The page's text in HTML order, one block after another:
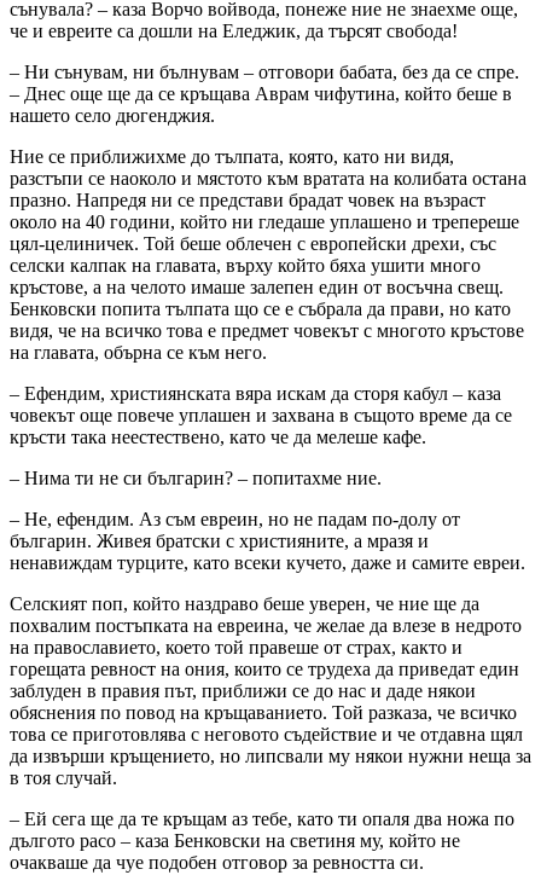
сънувала? – каза Ворчо войвода, понеже ние не знаехме още,
че и евреите са дошли на Еледжик, да търсят свобода!
– Ни сънувам, ни бълнувам – отговори бабата, без да се спре.
– Днес още ще да се кръщава Аврам чифутина, който беше в
нашето село дюгенджия.
Ние се приближихме до тълпата, която, като ни видя,
разстъпи се наоколо и мястото към вратата на колибата остана
празно. Напредя ни се представи брадат човек на възраст
около на 40 години, който ни гледаше уплашено и трепереше
цял-целиничек. Той беше облечен с европейски дрехи, със
селски калпак на главата, върху който бяха ушити много
кръстове, а на челото имаше залепен един от восъчна свещ.
Бенковски попита тълпата що се е събрала да прави, но като
видя, че на всичко това е предмет човекът с многото кръстове
на главата, обърна се към него.
– Ефендим, християнската вяра искам да сторя кабул – каза
човекът още повече уплашен и захвана в същото време да се
кръсти така неестествено, като че да мелеше кафе.
– Нима ти не си българин? – попитахме ние.
– Не, ефендим. Аз съм евреин, но не падам по-долу от
българин. Живея братски с християните, а мразя и
ненавиждам турците, като всеки кучето, даже и самите евреи.
Селският поп, който наздраво беше уверен, че ние ще да
похвалим постъпката на евреина, че желае да влезе в недрото
на православието, което той правеше от страх, както и
горещата ревност на ония, които се трудеха да приведат един
заблуден в правия път, приближи се до нас и даде някои
обяснения по повод на кръщаванието. Той разказа, че всичко
това се приготовлява с неговото съдействие и че отдавна щял
да извърши кръщението, но липсвали му някои нужни неща за
в тоя случай.
– Ей сега ще да те кръщам аз тебе, като ти опаля два ножа по
дългото расо – каза Бенковски на светиня му, който не
очакваше да чуе подобен отговор за ревността си.